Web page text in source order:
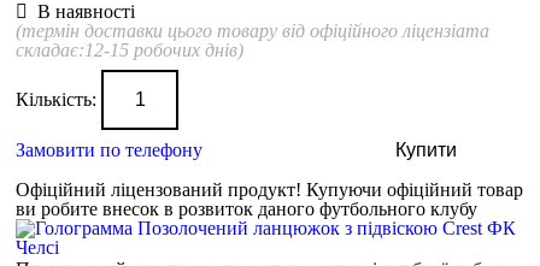
В наявності
(термін доставки цього товару від офіційного ліцензіата
складає:12-15 робочих днів)
Кількість:
Замовити по телефону
Купити
Офіційний ліцензований продукт!Купуючи офіційний товар
ви робите внесок в розвиток даного футбольного клубу